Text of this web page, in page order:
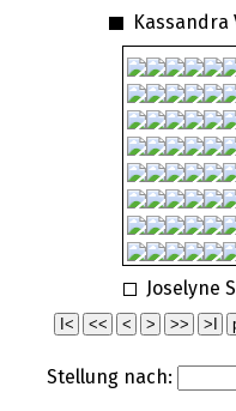
Kassandra
Joselyne
Stellung nach: